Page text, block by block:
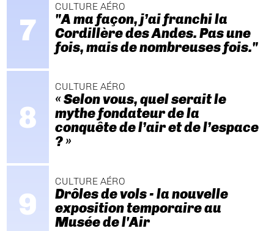
CULTURE AÉRO
"A ma façon, j’ai franchi la
Cordillère des Andes. Pas une
fois, mais de nombreuses fois."
CULTURE AÉRO
« Selon vous, quel serait le
mythe fondateur de la
conquête de l’air et de l’espace
? »
CULTURE AÉRO
Drôles de vols - la nouvelle
exposition temporaire au
Musée de l'Air